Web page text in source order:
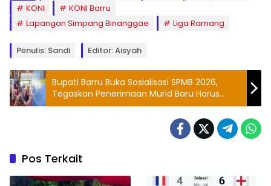
KONI
KONI Barru
Lapangan Simpang Binanggae
Liga Ramang
Penulis: Sandi Editor: Aisyah
Bupati Barru Buka Sosialisasi SPMB 2026,
Tegaskan Penerimaan Murid Baru Harus
Bersih dan Berintegritas
Pos Terkait